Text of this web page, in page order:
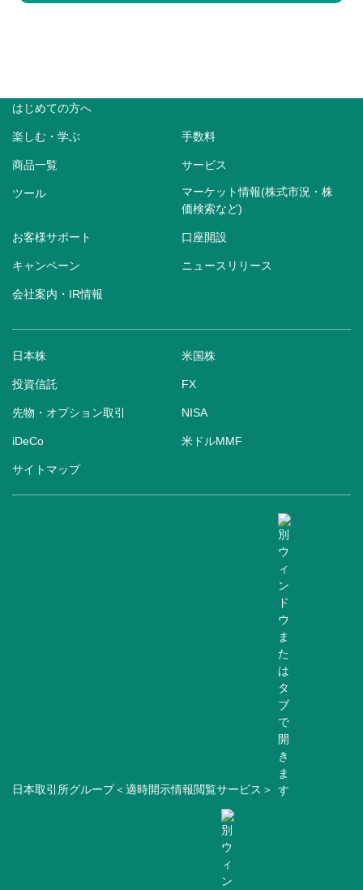
はじめての方へ
楽しむ・学ぶ 手数料
商品一覧 サービス
ツール
マーケット情報(株式市況・株
価検索など)
お客様サポート 口座開設
キャンペーン ニュースリリース
会社案内・IR情報
日本株 米国株
投資信託 FX
先物・オプション取引 NISA
iDeCo 米ドルMMF
サイトマップ
日本取引所グループ＜適時開示情報閲覧サービス＞